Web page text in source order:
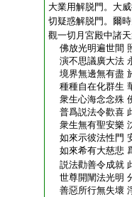
大業用解脱門。大
切疑惑解脱門。爾
觀一切月宮殿中諸
佛放光明遍世間
演不思議廣大法
境界無邊無有盡
種種自在化群生
衆生心海念念殊
普爲説法令歡喜
衆生無有聖安樂
如來示彼法性門
如來希有大慈悲
説法勸善令成就
世尊開闡法光明
善惡所行無失壞